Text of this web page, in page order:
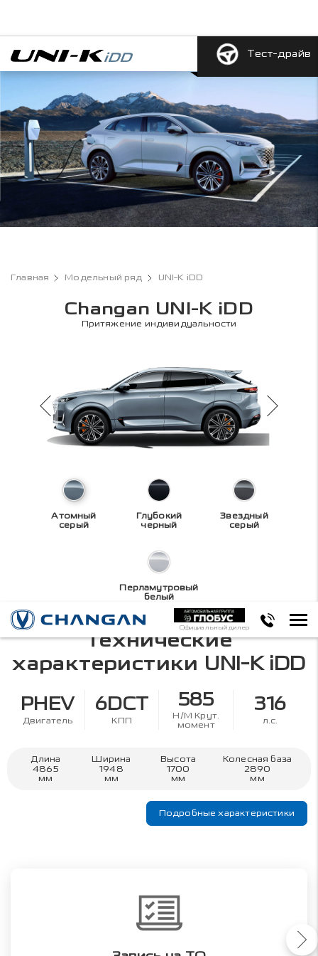
Официальный дилер
Тест-драйв
Главная Модельный ряд UNI-K iDD
Changan UNI-K iDD
Притяжение индивидуальности
Атомный
серый
Глубокий
черный
Звездный
серый
Перламутровый
белый
Технические
характеристики UNI-K iDD
PHEV
Двигатель
6DCT
КПП
585
Н/М Крут.
момент
316
л.с.
Длина
4865
мм
Ширина
1948
мм
Высота
1700
мм
Колесная база
2890
мм
Подробные характеристики